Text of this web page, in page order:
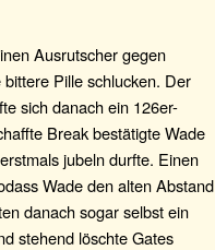
Ausrutscher gegen
Pille schlucken. Der
sich danach ein 126er-
Break bestätigte Wade
jubeln durfte. Einen
Wade den alten Abstand
danach sogar selbst ein
stehend löschte Gates